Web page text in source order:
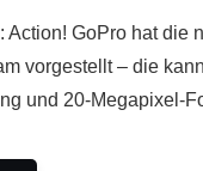
Action! GoPro hat die
vorgestellt – die
und 20-Megapixel-